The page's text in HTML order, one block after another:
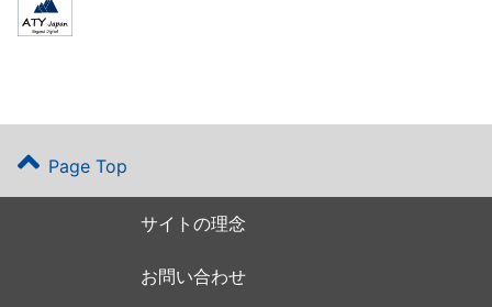
Page Top
サイトの理念
お問い合わせ